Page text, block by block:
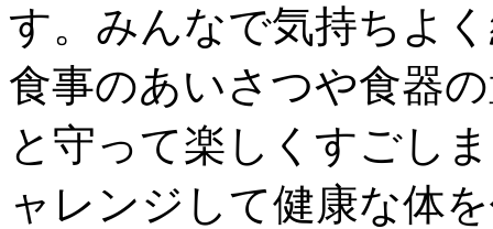
す。みんなで気持ちよ
食事のあいさつや食器
と守って楽しくすごし
ャレンジして健康な体